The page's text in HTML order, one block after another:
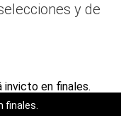
y de
finales.